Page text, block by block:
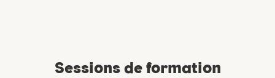
Sessions de formation